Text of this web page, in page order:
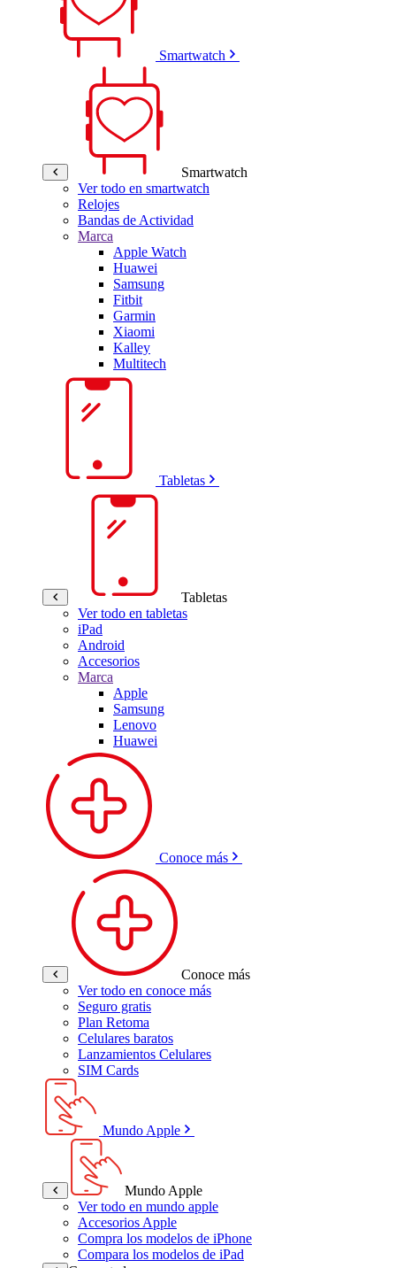
Smartwatch
Smartwatch
Ver todo en smartwatch
Relojes
Bandas de Actividad
Marca
Apple Watch
Huawei
Samsung
Fitbit
Garmin
Xiaomi
Kalley
Multitech
Tabletas
Tabletas
Ver todo en tabletas
iPad
Android
Accesorios
Marca
Apple
Samsung
Lenovo
Huawei
Conoce más
Conoce más
Ver todo en conoce más
Seguro gratis
Plan Retoma
Celulares baratos
Lanzamientos Celulares
SIM Cards
Mundo Apple
Mundo Apple
Ver todo en mundo apple
Accesorios Apple
Compra los modelos de iPhone
Compara los modelos de iPad